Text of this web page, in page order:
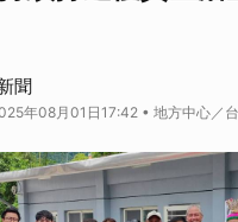
聞
年08月01日17:42 • 地方中心／